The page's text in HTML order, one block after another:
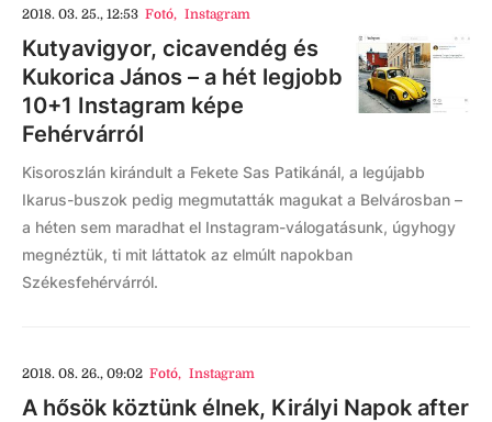
2018. 03. 25., 12:53 Fotó, Instagram
Kutyavigyor, cicavendég és
Kukorica János – a hét legjobb
10+1 Instagram képe
Fehérvárról
Kisoroszlán kirándult a Fekete Sas Patikánál, a legújabb
Ikarus-buszok pedig megmutatták magukat a Belvárosban –
a héten sem maradhat el Instagram-válogatásunk, úgyhogy
megnéztük, ti mit láttatok az elmúlt napokban
Székesfehérvárról.
2018. 08. 26., 09:02 Fotó, Instagram
A hősök köztünk élnek, Királyi Napok after